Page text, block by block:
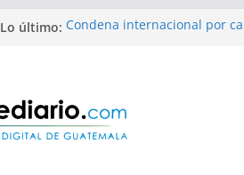
Lo último: Condena internacional por
Xiomara de Zelaya y Libre
quiere justificarse ante
Rechazan apelación de
periodistas
Tres años sin justicia para